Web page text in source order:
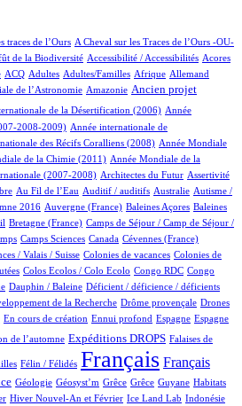
traces de l’Ours A Cheval sur les Traces de l’Ours -OU-
de la Biodiversité Accessibilité / Accessibilités Acores
ACQ Adultes Adultes/Familles Afrique Allemand
de l’Astronomie Amazonie Ancien projet
de la Désertification (2006) Année
2008-2009) Année internationale de
des Récifs Coralliens (2008) Année Mondiale
de la Chimie (2011) Année Mondiale de la
(2007-2008) Architectes du Futur Assertivité
Au Fil de l’Eau Auditif / auditifs Australie Autisme /
2016 Auvergne (France) Baleines Açores Baleines
Bretagne (France) Camps de Séjour / Camp de Séjour /
Camps Sciences Canada Cévennes (France)
/ Valais / Suisse Colonies de vacances Colonies de
Colos Ecolos / Colo Ecolo Congo RDC Congo
Dauphin / Baleine Déficient / déficience / déficients
de la Recherche Drôme provençale Drones
En cours de création Ennui profond Espagne Espagne
de l’automne Expéditions DROPS Falaises de
Félin / Félidés Français Français
Géologie Géosyst’m Grêce Grêce Guyane Habitats
Hiver Nouvel-An et Février Ice Land Lab Indonésie